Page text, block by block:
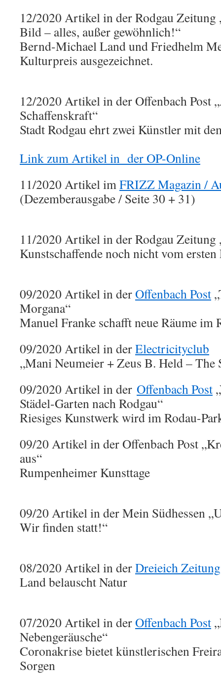
12/2020 Artikel in der Rodgau Zeitung
Bild – alles, außer gewöhnlich!“
Bernd-Michael Land und Friedhelm
Kulturpreis ausgezeichnet.
12/2020 Artikel in der Offenbach Post
Schaffenskraft“
Stadt Rodgau ehrt zwei Künstler mit
Link zum Artikel in der OP-Online
11/2020 Artikel imFRIZZ Magazin /
(Dezemberausgabe / Seite 30 + 31)
11/2020 Artikel in der Rodgau Zeitung
Kunstschaffende noch nicht vom
09/2020 Artikel in derOffenbach Post
Morgana“
Manuel Franke schafft neue Räume im
09/2020 Artikel in derElectricityclub
„Mani Neumeier + Zeus B. Held – The
09/2020 Artikel in der Offenbach Post
Städel-Garten nach Rodgau“
Riesiges Kunstwerk wird im Rodau-
09/20 Artikel in der Offenbach Post
aus“
Rumpenheimer Kunsttage
09/20 Artikel in der Mein Südhessen
Wir finden statt!“
08/2020 Artikel in derDreieich Zeitung
Land belauscht Natur
07/2020 Artikel in derOffenbach Post
Nebengeräusche“
Coronakrise bietet künstlerischen
Sorgen